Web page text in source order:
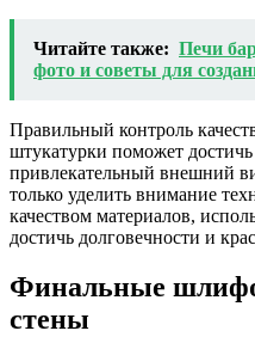
Читайте также: Печи
фото и советы для
Правильный контроль
штукатурки поможет
привлекательный внешний
только уделить внимание
качеством материалов,
достичь долговечности и
Финальные
стены